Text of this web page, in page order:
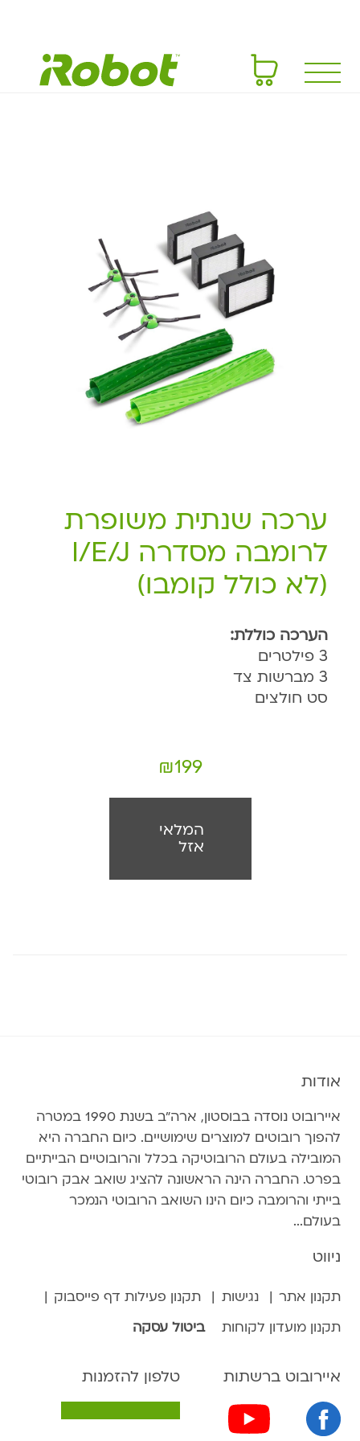
ערכה שנתית משופרת
לרומבה מסדרה I/E/J
(לא כולל קומבו)
הערכה כוללת:
3 פילטרים
3 מברשות צד
סט חולצים
₪199
המלאי
אזל
אודות
איירובוט נוסדה בבוסטון, ארה״ב בשנת 1990 במטרה
להפוך רובוטים למוצרים שימושיים. כיום החברה היא
המובילה בעולם הרובוטיקה בכלל והרובוטיים הבייתיים
בפרט. החברה הינה הראשונה להציג שואב אבק רובוטי
בייתי והרומבה כיום הינו השואב הרובוטי הנמכר
בעולם...
ניווט
תקנון אתר נגישות
תקנון פעילות דף פייסבוק
תקנון מועדון לקוחות
ביטול עסקה
איירובוט ברשתות טלפון להזמנות